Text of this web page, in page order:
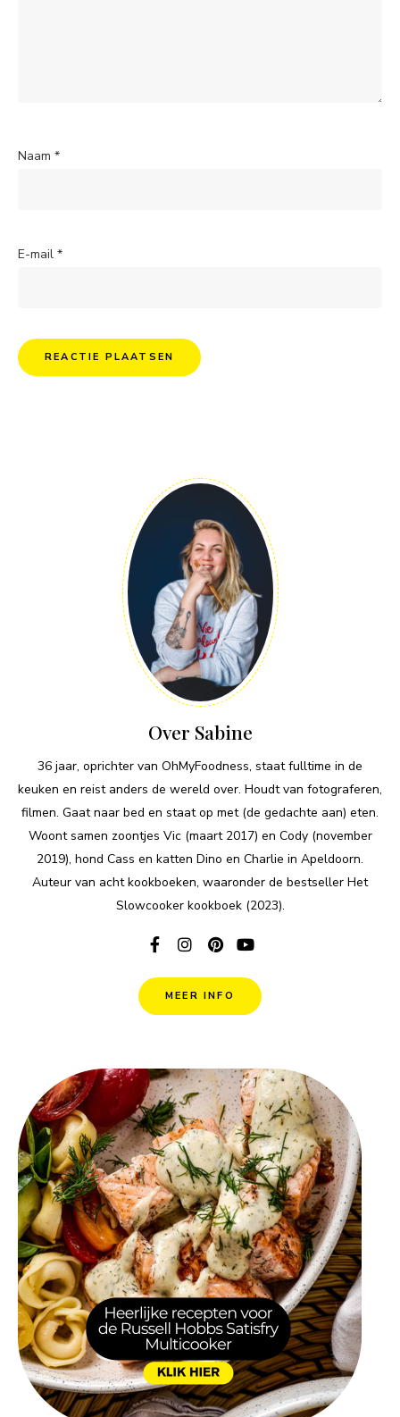
Naam *
E-mail *
Over Sabine
36 jaar, oprichter van OhMyFoodness, staat fulltime in de
keuken en reist anders de wereld over. Houdt van fotograferen,
filmen. Gaat naar bed en staat op met (de gedachte aan) eten.
Woont samen zoontjes Vic (maart 2017) en Cody (november
2019), hond Cass en katten Dino en Charlie in Apeldoorn.
Auteur van acht kookboeken, waaronder de bestseller Het
Slowcooker kookboek (2023).
MEER INFO